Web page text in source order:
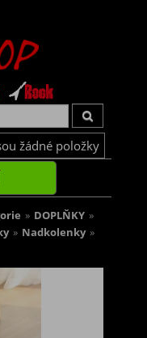
žádné položky
» DOPLŇKY »
» Nadkolenky »